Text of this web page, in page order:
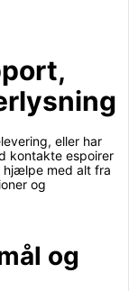
eller har
kontakte espoirer
hjælpe med alt fra
og
og